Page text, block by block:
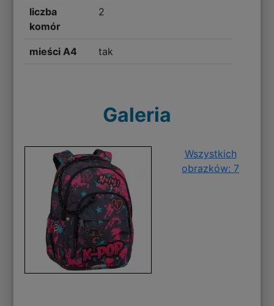
liczba
komór
2
mieści A4 tak
Galeria
Wszystkich
obrazków: 7